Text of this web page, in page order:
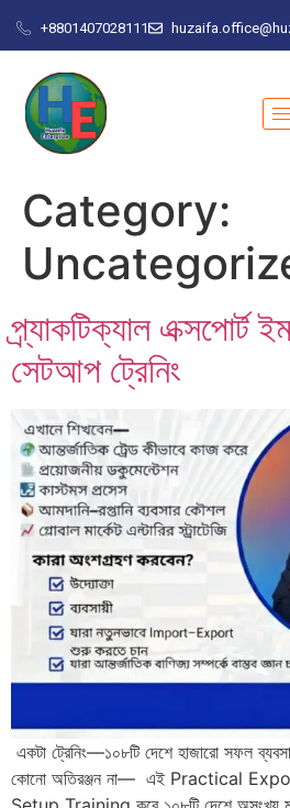
+8801407028111
Category:
প্র্যাকটিক্যাল এক্সপোর্ট
সেটআপ ট্রেনিং
একটা ট্রেনিং—১০৮টি দেশে হাজারো সফল
কোনো অতিরঞ্জন না— এই Practical